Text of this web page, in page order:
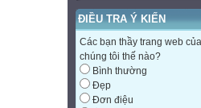
ĐIỀU TRA Ý KIẾN
Các bạn thầy trang web của
chúng tôi thế nào?
Bình thường
Đẹp
Đơn điệu